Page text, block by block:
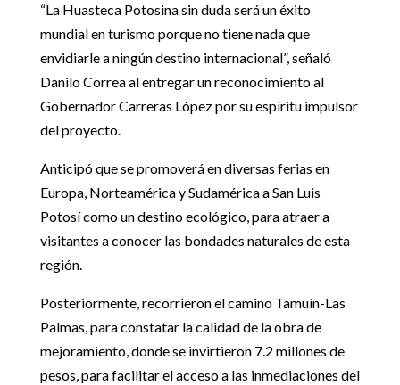
“La Huasteca Potosina sin duda será un éxito
mundial en turismo porque no tiene nada que
envidiarle a ningún destino internacional”, señaló
Danilo Correa al entregar un reconocimiento al
Gobernador Carreras López por su espíritu impulsor
del proyecto.
Anticipó que se promoverá en diversas ferias en
Europa, Norteamérica y Sudamérica a San Luis
Potosí como un destino ecológico, para atraer a
visitantes a conocer las bondades naturales de esta
región.
Posteriormente, recorrieron el camino Tamuín-Las
Palmas, para constatar la calidad de la obra de
mejoramiento, donde se invirtieron 7.2 millones de
pesos, para facilitar el acceso a las inmediaciones del